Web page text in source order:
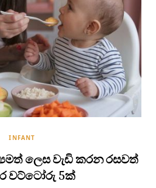
INFANT
ලෙස වැඩි කරන රසවත්
වට්ටෝරු 5ක්